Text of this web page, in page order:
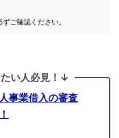
ご確認ください。
い人必見！↓
事業借入の審査